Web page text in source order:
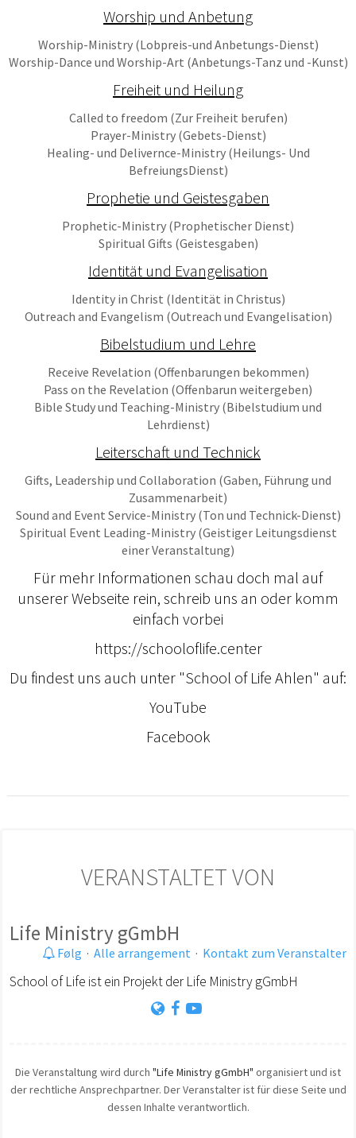
Worship und Anbetung
Worship-Ministry (Lobpreis-und Anbetungs-Dienst)
Worship-Dance und Worship-Art (Anbetungs-Tanz und -Kunst)
Freiheit und Heilung
Called to freedom (Zur Freiheit berufen)
Prayer-Ministry (Gebets-Dienst)
Healing- und Delivernce-Ministry (Heilungs- Und
BefreiungsDienst)
Prophetie und Geistesgaben
Prophetic-Ministry (Prophetischer Dienst)
Spiritual Gifts (Geistesgaben)
Identität und Evangelisation
Identity in Christ (Identität in Christus)
Outreach and Evangelism (Outreach und Evangelisation)
Bibelstudium und Lehre
Receive Revelation (Offenbarungen bekommen)
Pass on the Revelation (Offenbarun weitergeben)
Bible Study und Teaching-Ministry (Bibelstudium und
Lehrdienst)
Leiterschaft und Technick
Gifts, Leadership und Collaboration (Gaben, Führung und
Zusammenarbeit)
Sound and Event Service-Ministry (Ton und Technick-Dienst)
Spiritual Event Leading-Ministry (Geistiger Leitungsdienst
einer Veranstaltung)
Für mehr Informationen schau doch mal auf
unserer Webseite rein, schreib uns an oder komm
einfach vorbei
https://schooloflife.center
Du findest uns auch unter "School of Life Ahlen" auf:
YouTube
Facebook
VERANSTALTET VON
Life Ministry gGmbH
Følg · Alle arrangement · Kontakt zum Veranstalter
School of Life ist ein Projekt der Life Ministry gGmbH
Die Veranstaltung wird durch "Life Ministry gGmbH" organisiert und ist
der rechtliche Ansprechpartner. Der Veranstalter ist für diese Seite und
dessen Inhalte verantwortlich.